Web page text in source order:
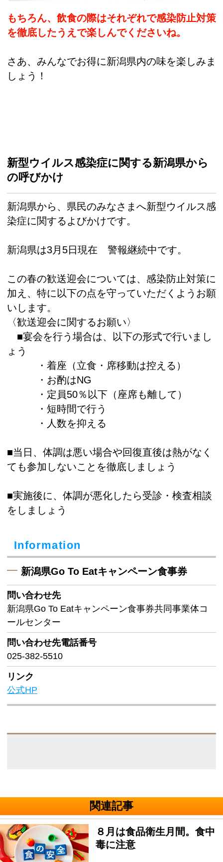
もちろん、飲食の際はそれぞれで感染防止対策
を徹底したうえで楽しんでくださいね。
さあ、みんなでお得に新潟県内の味を楽しみま
しょう！
新型ウイルス感染症に関する新潟県から
の呼びかけ
新潟県から、県民のみなさまへ新型ウイルス感
染症に関するよびかけです。
新潟県は3月5日現在 警報継続中です。
この春の歓送迎会については、感染防止対策に
加え、特に以下の点を守っていただくようお願
いします。
〈歓送迎会に関するお願い〉
■宴会を行う場合は、以下の形式で行いまし
ょう
・着座（立食・席移動は控える）
・お酌はNG
・定員50％以下（座席も離して）
・短時間で行う
・人数を抑える
■当日、体調は悪い場合や回復直後は熱がなく
ても参加しないことを徹底しましょう
■実施後に、体調が悪化したら受診・検査相談
をしましょう
Information
新潟県Go To Eatキャンペーン食事券
問い合わせ先
新潟県Go To Eatキャンペーン食事券共同事業体コ
ールセンター
問い合わせ先電話番号
025-382-5510
リンク
公式HP
関連記事
８月は食品衛生月間。食中
毒に注意